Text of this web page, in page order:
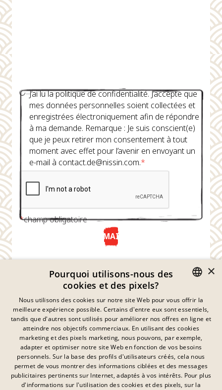
J’ai lu la politique de confidentialité. J’accepte que
mes données personnelles soient collectées et
enregistrées électroniquement afin de répondre
à ma demande. Remarque : Je suis conscient(e)
que je peux retirer mon consentement à tout
moment avec effet pour l’avenir en envoyant un
e-mail à contact.de@nissin.com.*
*champ obligatoire
ENVOYER MAINTENANT
Déclaration De Confidentialité
Empreinte
Mentions Légales
Contact
GERMAN
FRENCH
DANISH
SWEDISH
HUNGARIAN
×
Pourquoi utilisons-nous des
cookies et des pixels?
Nous utilisons des cookies sur notre site Web pour vous offrir la
meilleure expérience possible. Certains d'entre eux sont essentiels,
tandis que d'autres sont utilisés pour améliorer nos offres en ligne et
atteindre nos objectifs commerciaux. En utilisant des cookies
marketing et des pixels marketing, nous pouvons, par exemple,
adapter et optimiser notre site Web en fonction de vos besoins
personnels. Sur la base des profils d'utilisateurs créés, cela nous
permet de vous montrer des informations ciblées et des messages
publicitaires pertinents sur Internet, adaptés à vos intérêts. Pour plus
d'informations sur l'utilisation des cookies et des pixels, sur la